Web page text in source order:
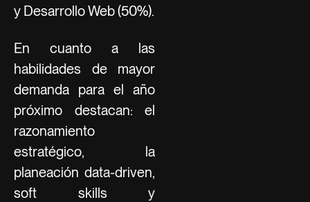
y Desarrollo Web (50%).
En cuanto a las
habilidades de mayor
demanda para el año
próximo destacan: el
razonamiento
estratégico, la
planeación data-driven,
soft skills y